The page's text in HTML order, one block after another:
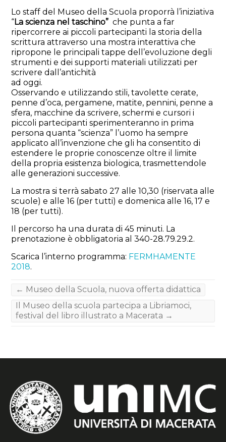
Lo staff del Museo della Scuola proporrà l’iniziativa
“La scienza nel taschino” che punta a far
ripercorrere ai piccoli partecipanti la storia della
scrittura attraverso una mostra interattiva che
ripropone le principali tappe dell’evoluzione degli
strumenti e dei supporti materiali utilizzati per
scrivere dall’antichità
ad oggi.
Osservando e utilizzando stili, tavolette cerate,
penne d’oca, pergamene, matite, pennini, penne a
sfera, macchine da scrivere, schermi e cursori i
piccoli partecipanti sperimenteranno in prima
persona quanta “scienza” l’uomo ha sempre
applicato all’invenzione che gli ha consentito di
estendere le proprie conoscenze oltre il limite
della propria esistenza biologica, trasmettendole
alle generazioni successive.
La mostra si terrà sabato 27 alle 10,30 (riservata alle
scuole) e alle 16 (per tutti) e domenica alle 16, 17 e
18 (per tutti).
Il percorso ha una durata di 45 minuti. La
prenotazione è obbligatoria al 340-28.79.29.2.
Scarica l’interno programma: FERMHAMENTE
2018.
← Museo della Scuola, nuova offerta didattica
Il Museo della scuola partecipa a Libriamoci,
festival del libro illustrato a Macerata →